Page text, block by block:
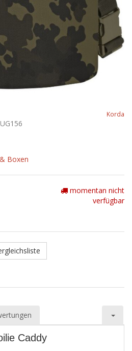
Korda
Boxen
momentan nicht
verfügbar
Caddy